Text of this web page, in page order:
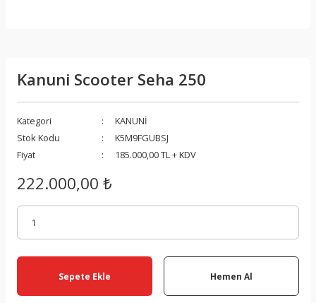
Kanuni Scooter Seha 250
Kategori
KANUNİ
Stok Kodu
K5M9FGUBSJ
Fiyat
185.000,00 TL + KDV
222.000,00 ₺
Sepete Ekle Hemen Al